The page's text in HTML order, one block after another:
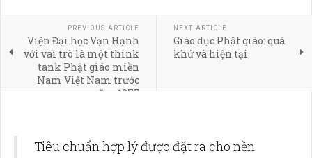
PREVIOUS ARTICLE
Viện Đại học Vạn Hạnh
với vai trò là một think
tank Phật giáo miền
Nam Việt Nam trước
năm 1975
NEXT ARTICLE
Giáo dục Phật giáo: quá
khứ và hiện tại
Tiêu chuẩn hợp lý được đặt ra cho nền